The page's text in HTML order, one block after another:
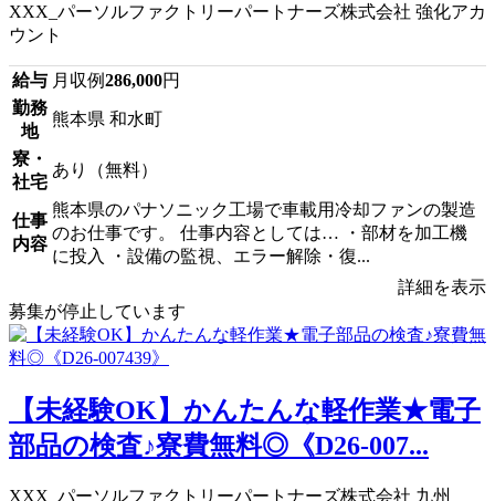
XXX_パーソルファクトリーパートナーズ株式会社 強化アカ
ウント
給与 月収例286,000円
勤務
地
熊本県 和水町
寮・
社宅
あり（無料）
仕事
内容
熊本県のパナソニック工場で車載用冷却ファンの製造
のお仕事です。 仕事内容としては… ・部材を加工機
に投入 ・設備の監視、エラー解除・復...
詳細を表示
募集が停止しています
【未経験OK】かんたんな軽作業★電子
部品の検査♪寮費無料◎《D26-007...
XXX_パーソルファクトリーパートナーズ株式会社 九州